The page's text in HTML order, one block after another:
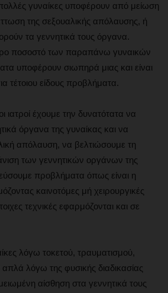
γυναίκες υποφέρουν από μείωση
της σεξουαλικής απόλαυσης, ή
τα γεννητικά τους όργανα.
ποσοστό των παραπάνω γυναικών
υποφέρουν σιωπηρά μιας και είναι
τέτοιου είδους προβλήματα.
ιατροί έχουμε την δυνατότατα να
όργανα της γυναίκας και να
απόλαυση, να βελτιώσουμε τη
των γεννητικών οργάνων της
προβλήματα όπως είναι η
καινοτόμες μή χειρουργικές
τεχνικές εφαρμόζονται και σε
λόγω τοκετού, τραυματισμού,
λόγω της φυσικής διαδικασίας
αίσθηση στα γεννητικά τους